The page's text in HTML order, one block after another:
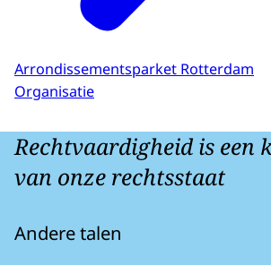
Arrondissementsparket Rotterdam
Organisatie
Rechtvaardigheid is een
van onze rechtsstaat
Andere talen